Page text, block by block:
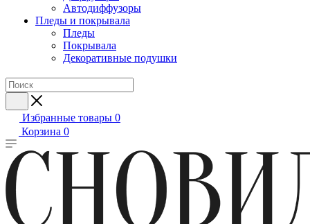
Автодиффузоры
Пледы и покрывала
Пледы
Покрывала
Декоративные подушки
Избранные товары 0
Корзина 0